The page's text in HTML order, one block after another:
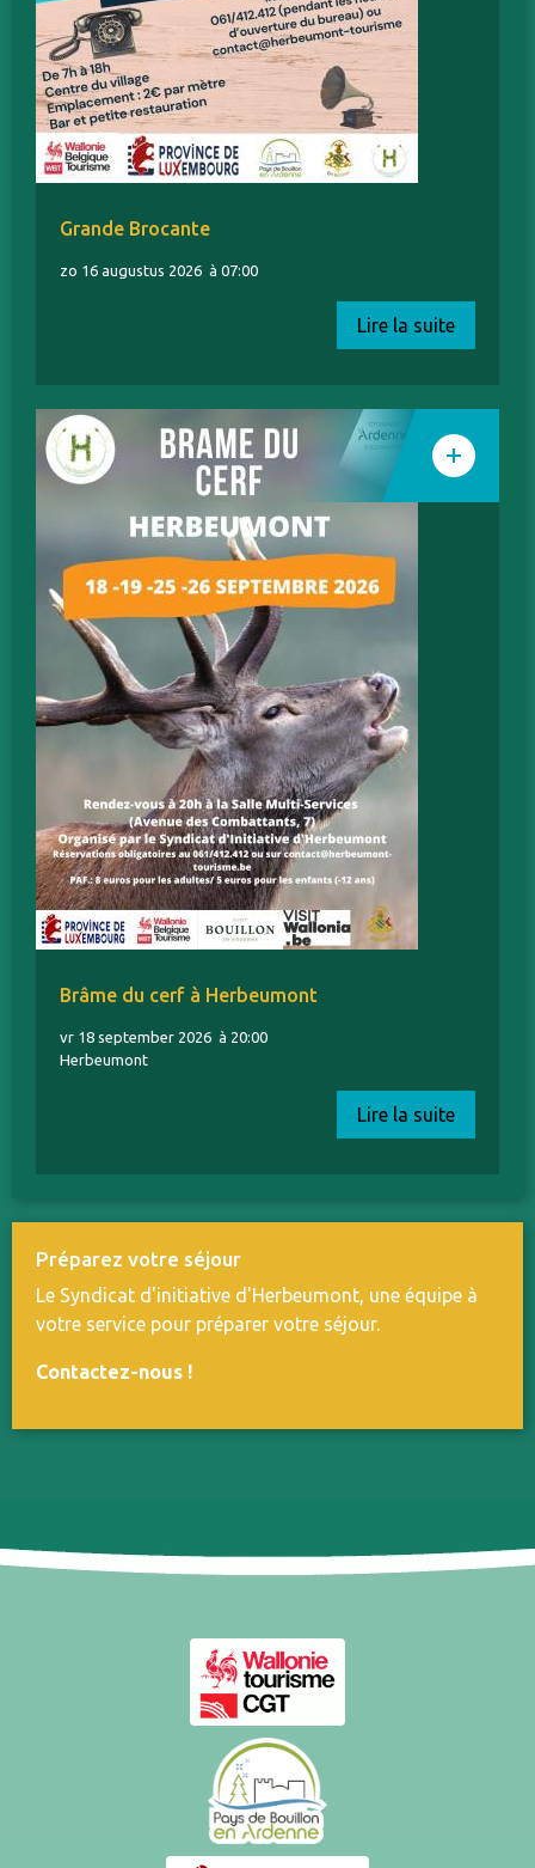
Grande Brocante
zo 16 augustus 2026 à 07:00
Lire la suite
Brâme du cerf à Herbeumont
vr 18 september 2026 à 20:00
Herbeumont
Lire la suite
Préparez votre séjour
Le Syndicat d'initiative d'Herbeumont, une équipe à
votre service pour préparer votre séjour.
Contactez-nous !